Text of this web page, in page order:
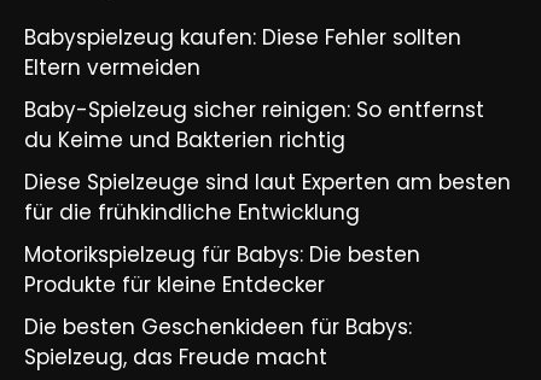
Babyspielzeug kaufen: Diese Fehler sollten
Eltern vermeiden
Baby-Spielzeug sicher reinigen: So entfernst
du Keime und Bakterien richtig
Diese Spielzeuge sind laut Experten am besten
für die frühkindliche Entwicklung
Motorikspielzeug für Babys: Die besten
Produkte für kleine Entdecker
Die besten Geschenkideen für Babys:
Spielzeug, das Freude macht